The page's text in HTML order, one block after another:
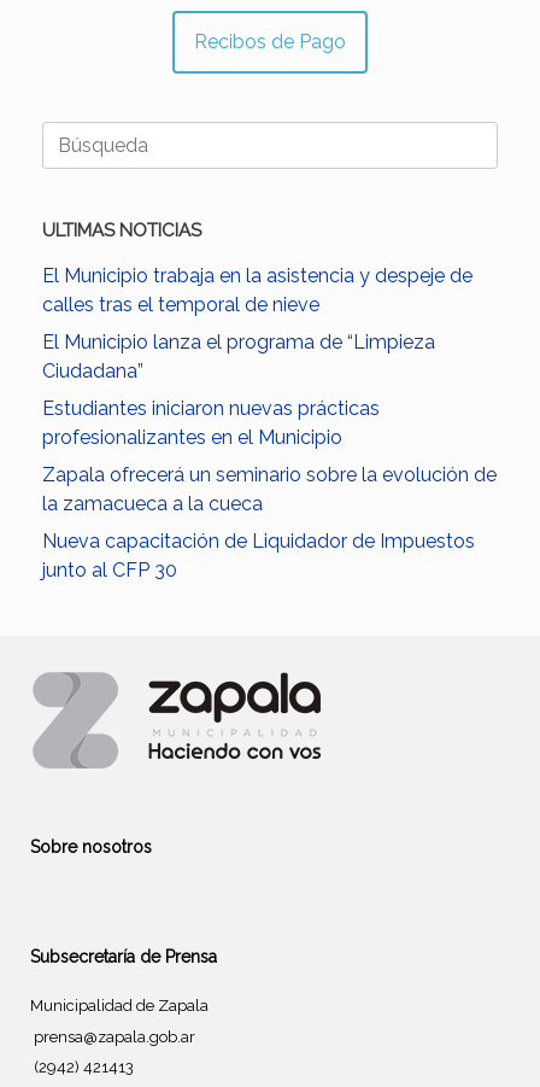
Recibos de Pago
Buscar:
ULTIMAS NOTICIAS
El Municipio trabaja en la asistencia y despeje de
calles tras el temporal de nieve
El Municipio lanza el programa de “Limpieza
Ciudadana”
Estudiantes iniciaron nuevas prácticas
profesionalizantes en el Municipio
Zapala ofrecerá un seminario sobre la evolución de
la zamacueca a la cueca
Nueva capacitación de Liquidador de Impuestos
junto al CFP 30
Sobre nosotros
Subsecretaría de Prensa
Municipalidad de Zapala
prensa@zapala.gob.ar
(2942) 421413